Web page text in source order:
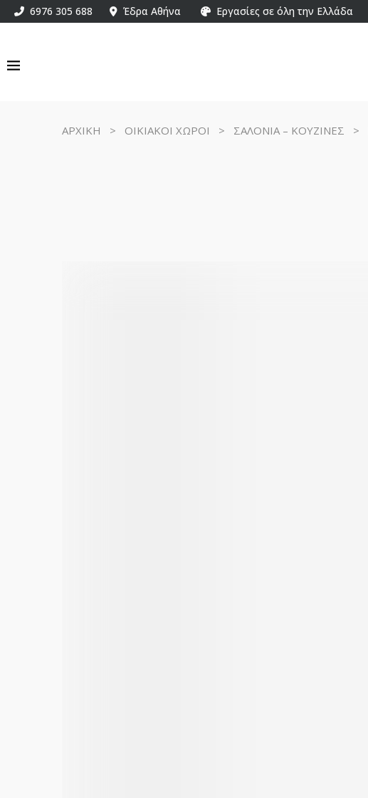
6976 305 688 Έδρα Αθήνα Εργασίες σε όλη την Ελλάδα
ΑΡΧΙΚΗ > ΟΙΚΙΑΚΟΙ ΧΩΡΟΙ > ΣΑΛΟΝΙΑ – ΚΟΥΖΙΝΕΣ >